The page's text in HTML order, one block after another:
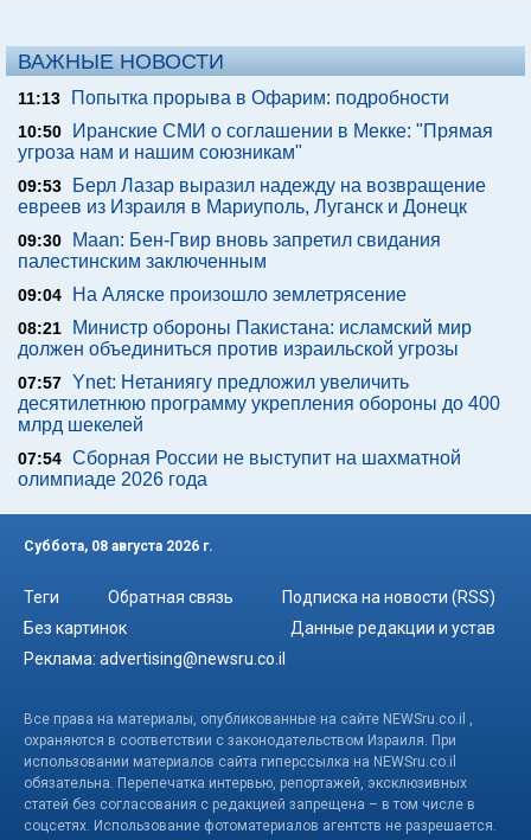
ВАЖНЫЕ НОВОСТИ
11:13 Попытка прорыва в Офарим: подробности
10:50
Иранские СМИ о соглашении в Мекке: "Прямая
угроза нам и нашим союзникам"
09:53
Берл Лазар выразил надежду на возвращение
евреев из Израиля в Мариуполь, Луганск и Донецк
09:30
Maan: Бен-Гвир вновь запретил свидания
палестинским заключенным
09:04 На Аляске произошло землетрясение
08:21
Министр обороны Пакистана: исламский мир
должен объединиться против израильской угрозы
07:57 Ynet: Нетаниягу предложил увеличить
десятилетнюю программу укрепления обороны до 400
млрд шекелей
07:54 Сборная России не выступит на шахматной
олимпиаде 2026 года
Суббота, 08 августа 2026 г.
Теги Обратная связь
Подписка на новости (RSS)
Без картинок
Данные редакции и устав
Реклама: advertising@newsru.co.il
Все права на материалы, опубликованные на сайте NEWSru.co.il ,
охраняются в соответствии с законодательством Израиля. При
использовании материалов сайта гиперссылка на NEWSru.co.il
обязательна. Перепечатка интервью, репортажей, эксклюзивных
статей без согласования с редакцией запрещена – в том числе в
соцсетях. Использование фотоматериалов агентств не разрешается.